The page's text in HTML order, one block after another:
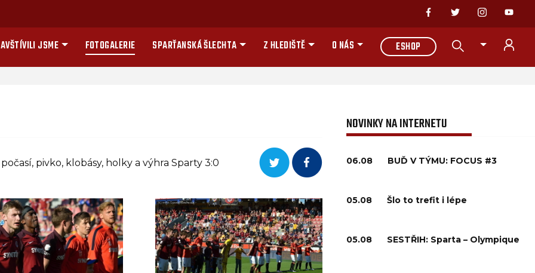
JSME FOTOGALERIE SPARŤANSKÁ ŠLECHTA Z HLEDIŠTĚ O NÁS ESHOP
pivko, klobásy, holky a výhra Sparty 3:0
NOVINKY NA INTERNETU
06.08 BUĎ V TÝMU: FOCUS #3
05.08 Šlo to trefit i lépe
05.08 SESTŘIH: Sparta – Olympique